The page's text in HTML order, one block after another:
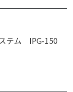
テム IPG-150